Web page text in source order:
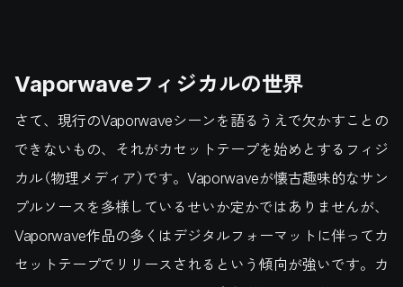
Vaporwaveフィジカルの世界
さて、現行のVaporwaveシーンを語るうえで欠かすことの
できないもの、それがカセットテープを始めとするフィジ
カル（物理メディア）です。Vaporwaveが懐古趣味的なサン
プルソースを多様しているせいか定かではありませんが、
Vaporwave作品の多くはデジタルフォーマットに伴ってカ
セットテープでリリースされるという傾向が強いです。カ